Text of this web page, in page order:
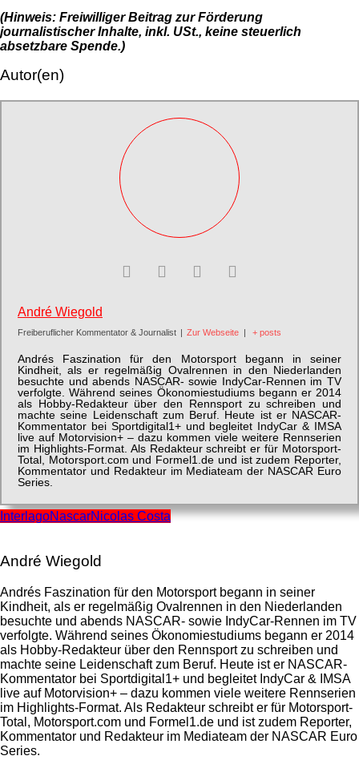
(Hinweis: Freiwilliger Beitrag zur Förderung
journalistischer Inhalte, inkl. USt., keine steuerlich
absetzbare Spende.)
Autor(en)
André Wiegold
Freiberuflicher Kommentator & Journalist | Zur Webseite | + posts
Andrés Faszination für den Motorsport begann in seiner
Kindheit, als er regelmäßig Ovalrennen in den Niederlanden
besuchte und abends NASCAR- sowie IndyCar-Rennen im TV
verfolgte. Während seines Ökonomiestudiums begann er 2014
als Hobby-Redakteur über den Rennsport zu schreiben und
machte seine Leidenschaft zum Beruf. Heute ist er NASCAR-
Kommentator bei Sportdigital1+ und begleitet IndyCar & IMSA
live auf Motorvision+ – dazu kommen viele weitere Rennserien
im Highlights-Format. Als Redakteur schreibt er für Motorsport-
Total, Motorsport.com und Formel1.de und ist zudem Reporter,
Kommentator und Redakteur im Mediateam der NASCAR Euro
Series.
InterlagoNascarNicolas Costa
André Wiegold
Andrés Faszination für den Motorsport begann in seiner
Kindheit, als er regelmäßig Ovalrennen in den Niederlanden
besuchte und abends NASCAR- sowie IndyCar-Rennen im TV
verfolgte. Während seines Ökonomiestudiums begann er 2014
als Hobby-Redakteur über den Rennsport zu schreiben und
machte seine Leidenschaft zum Beruf. Heute ist er NASCAR-
Kommentator bei Sportdigital1+ und begleitet IndyCar & IMSA
live auf Motorvision+ – dazu kommen viele weitere Rennserien
im Highlights-Format. Als Redakteur schreibt er für Motorsport-
Total, Motorsport.com und Formel1.de und ist zudem Reporter,
Kommentator und Redakteur im Mediateam der NASCAR Euro
Series.